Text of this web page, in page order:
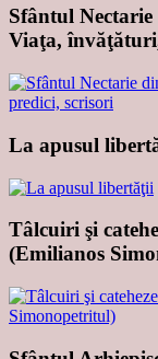
Sfântul
Viaţa,
La apusul
Tâlcuiri şi
(Emilianos